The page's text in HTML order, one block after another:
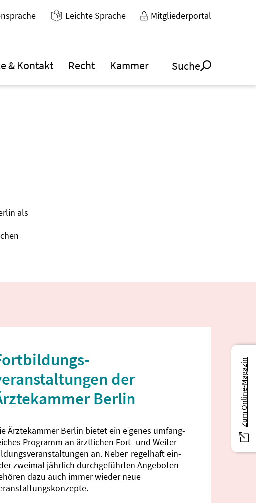
Leichte Sprache Mitgliederportal
& Kontakt Recht Kammer Suche
als
der
Berlin
Ärztekammer Berlin bietet ein eigenes umfang­
Programm an ärztlichen Fort- und Weiter­
an. Neben regelhaft ein-
zweimal jährlich durch­geführten Angeboten
dazu auch immer wieder neue
Zum Online-Magazin